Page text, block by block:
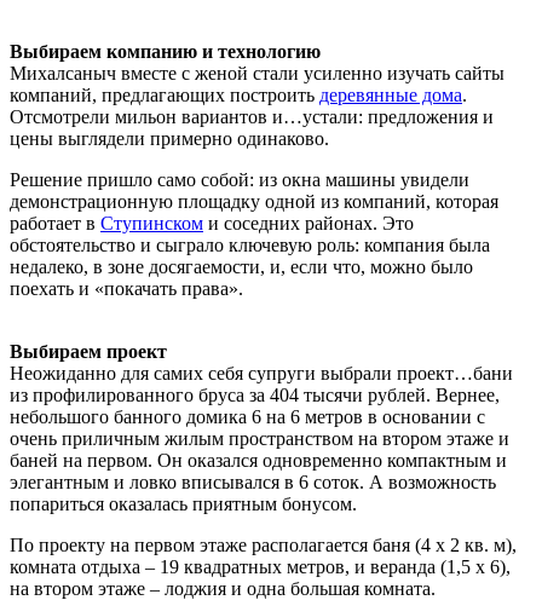
Выбираем компанию и технологию
Михалсаныч вместе с женой стали усиленно изучать сайты
компаний, предлагающих построить деревянные дома.
Отсмотрели мильон вариантов и…устали: предложения и
цены выглядели примерно одинаково.
Решение пришло само собой: из окна машины увидели
демонстрационную площадку одной из компаний, которая
работает в Ступинском и соседних районах. Это
обстоятельство и сыграло ключевую роль: компания была
недалеко, в зоне досягаемости, и, если что, можно было
поехать и «покачать права».
Выбираем проект
Неожиданно для самих себя супруги выбрали проект…бани
из профилированного бруса за 404 тысячи рублей. Вернее,
небольшого банного домика 6 на 6 метров в основании с
очень приличным жилым пространством на втором этаже и
баней на первом. Он оказался одновременно компактным и
элегантным и ловко вписывался в 6 соток. А возможность
попариться оказалась приятным бонусом.
По проекту на первом этаже располагается баня (4 х 2 кв. м),
комната отдыха – 19 квадратных метров, и веранда (1,5 х 6),
на втором этаже – лоджия и одна большая комната.